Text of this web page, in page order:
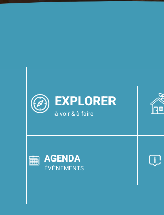
EXPLORER
à voir & à faire
AGENDA
ÉVÉNEMENTS